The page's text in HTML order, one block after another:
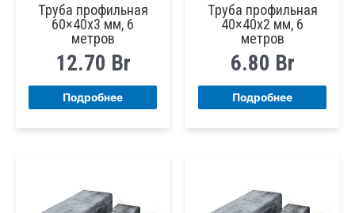
Труба профильная
60×40х3 мм, 6
метров
12.70 Br
Подробнее
Труба профильная
40×40х2 мм, 6
метров
6.80 Br
Подробнее